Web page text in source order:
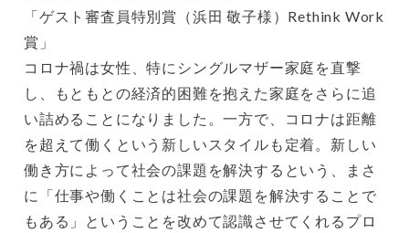
「ゲスト審査員特別賞（浜田 敬子様）Rethink Work
賞」
コロナ禍は女性、特にシングルマザー家庭を直撃
し、もともとの経済的困難を抱えた家庭をさらに追
い詰めることになりました。一方で、コロナは距離
を超えて働くという新しいスタイルも定着。新しい
働き方によって社会の課題を解決するという、まさ
に「仕事や働くことは社会の課題を解決することで
もある」ということを改めて認識させてくれるプロ